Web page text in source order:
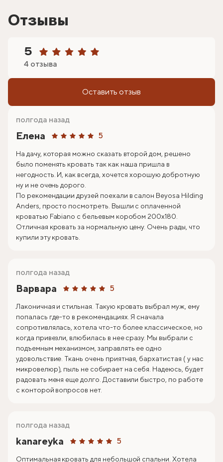
Отзывы
5
4 отзыва
Оставить отзыв
Елена 5
полгода назад
На дачу, которая можно сказать второй дом, решено
было поменять кровать так как наша пришла в
негодность. И, как всегда, хочется хорошую добротную
ну и не очень дорого.
По рекомендации друзей поехали в салон Beyosa Hilding
Anders, просто посмотреть. Вышли с оплаченной
кроватью Fabiano с бельевым коробом 200х180.
Отличная кровать за нормальную цену. Очень рады, что
купили эту кровать.
Варвара 5
полгода назад
Лаконичная и стильная. Такую кровать выбрал муж, ему
попалась где-то в рекомендациях. Я сначала
сопротивлялась, хотела что-то более классическое, но
когда привезли, влюбилась в нее сразу. Мы выбрали с
подъемным механизмом, заправлять ее одно
удовольствие. Ткань очень приятная, бархатистая ( у нас
микровелюр), пыль не собирает на себя. Надеюсь, будет
радовать меня еще долго. Доставили быстро, по работе
с конторой вопросов нет.
kanareyka 5
полгода назад
Оптимальная кровать для небольшой спальни. Хотела